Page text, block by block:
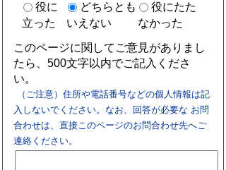
役に
立った
どちらとも
いえない
役にたた
なかった
このページに関してご意見がありまし
たら、500文字以内でご記入くださ
い。
（ご注意）住所や電話番号などの個人情報は記
入しないでください。なお、回答が必要な お問
合わせは、直接このページのお問合わせ先へご
連絡ください。